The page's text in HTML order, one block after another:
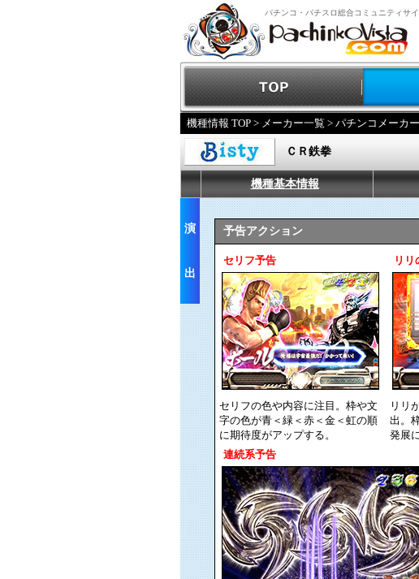
パチンコ・パチスロ総合コミュニティサイ
機種情報 TOP > メーカー一覧 > パチンコメーカ
ＣＲ鉄拳
機種基本情報
演
出
予告アクション
セリフ予告 リリ
セリフの色や内容に注目。枠や文
字の色が青＜緑＜赤＜金＜虹の順
に期待度がアップする。
リリ
出。
発展
連続系予告